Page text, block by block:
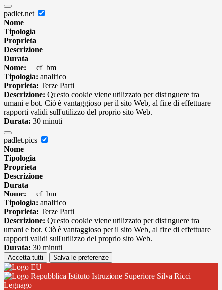
padlet.net
Nome
Tipologia
Proprieta
Descrizione
Durata
Nome: __cf_bm
Tipologia: analitico
Proprieta: Terze Parti
Descrizione: Questo cookie viene utilizzato per distinguere tra
umani e bot. Ciò è vantaggioso per il sito Web, al fine di effettuare
rapporti validi sull'utilizzo del proprio sito Web.
Durata: 30 minuti
padlet.pics
Nome
Tipologia
Proprieta
Descrizione
Durata
Nome: __cf_bm
Tipologia: analitico
Proprieta: Terze Parti
Descrizione: Questo cookie viene utilizzato per distinguere tra
umani e bot. Ciò è vantaggioso per il sito Web, al fine di effettuare
rapporti validi sull'utilizzo del proprio sito Web.
Durata: 30 minuti
Accetta tutti Salva le preferenze
Istituto Istruzione Superiore Silva Ricci
Legnago